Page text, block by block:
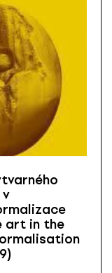
v
art in the